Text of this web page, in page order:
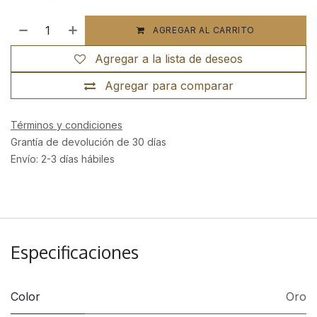
AGREGAR AL CARRITO
Agregar para comparar
Agregar a la lista de deseos
Términos y condiciones
Grantía de devolución de 30 días
Envío: 2-3 días hábiles
Especificaciones
Color Oro